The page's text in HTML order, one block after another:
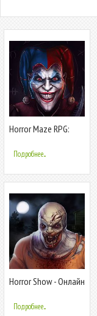
Horror Maze RPG:
Подробнее...
Horror Show - Онлайн
выживание
Подробнее...